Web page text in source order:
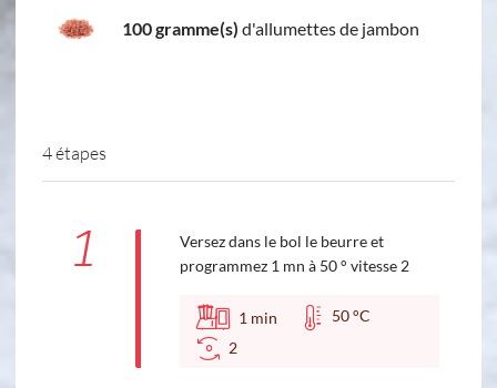
100 gramme(s) d'allumettes de jambon
4 étapes
1
Versez dans le bol le beurre et
programmez 1 mn à 50 ° vitesse 2
1 min
50 °C
2